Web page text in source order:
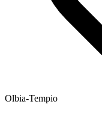
Olbia-Tempio